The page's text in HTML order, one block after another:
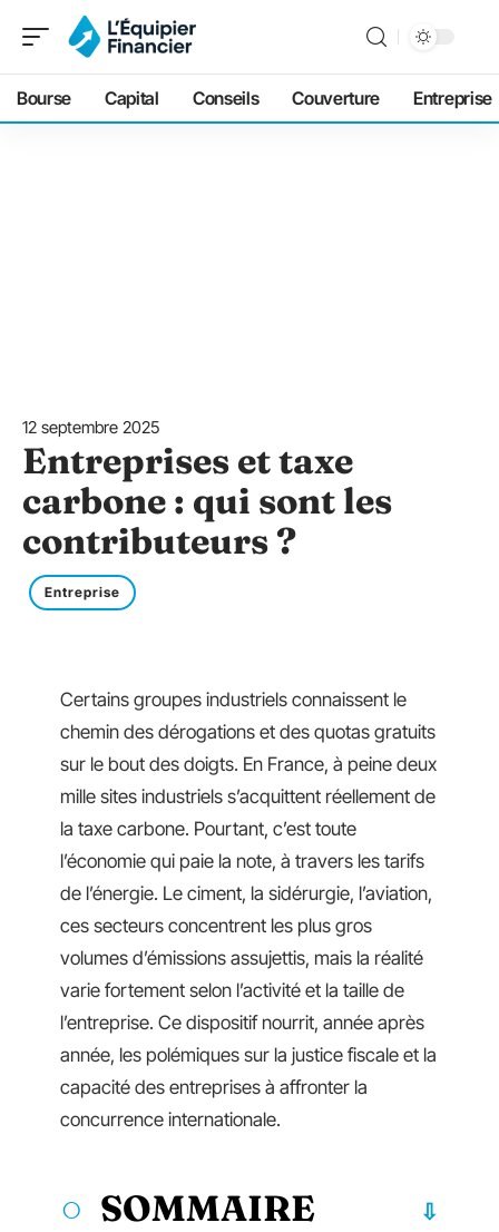
Bourse Capital Conseils Couverture Entreprise
12 septembre 2025
Entreprises et taxe
carbone : qui sont les
contributeurs ?
Entreprise
Certains groupes industriels connaissent le
chemin des dérogations et des quotas gratuits
sur le bout des doigts. En France, à peine deux
mille sites industriels s’acquittent réellement de
la taxe carbone. Pourtant, c’est toute
l’économie qui paie la note, à travers les tarifs
de l’énergie. Le ciment, la sidérurgie, l’aviation,
ces secteurs concentrent les plus gros
volumes d’émissions assujettis, mais la réalité
varie fortement selon l’activité et la taille de
l’entreprise. Ce dispositif nourrit, année après
année, les polémiques sur la justice fiscale et la
capacité des entreprises à affronter la
concurrence internationale.
SOMMAIRE